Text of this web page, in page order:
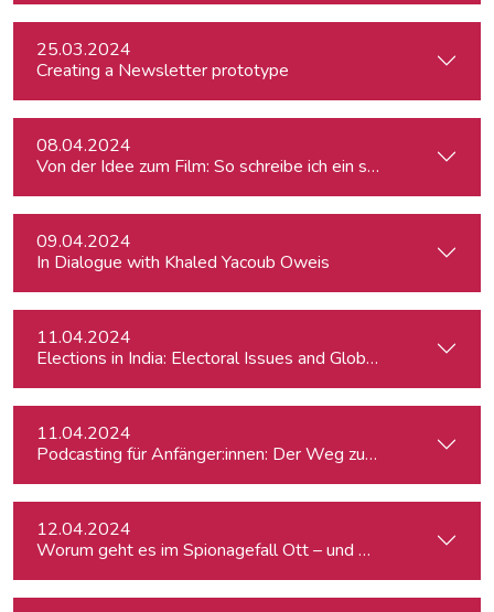
25.03.2024
Creating a Newsletter prototype
08.04.2024
Von der Idee zum Film: So schreibe ich ein schlüssiges
09.04.2024
In Dialogue with Khaled Yacoub Oweis
11.04.2024
Elections in India: Electoral Issues and Global Ambitions
11.04.2024
Podcasting für Anfänger:innen: Der Weg zum eigenen
12.04.2024
Worum geht es im Spionagefall Ott – und wie reagiert die